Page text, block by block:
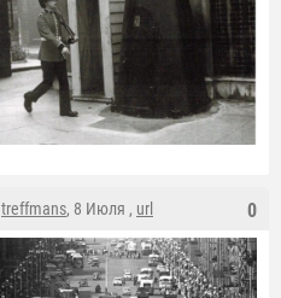
0
treffmans, 8 Июля , url